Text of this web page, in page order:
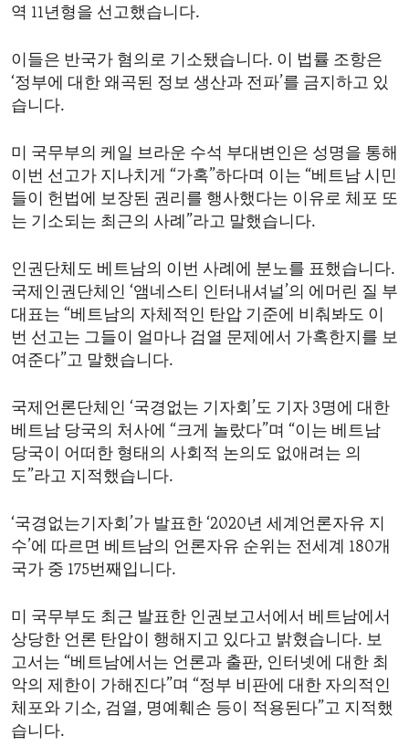
ECONOMY AND TRADE
IDEALS AND INSTITUTIONS
역 11년형을 선고했습니다.
이들은 반국가 혐의로 기소됐습니다. 이 법률 조항은
‘정부에 대한 왜곡된 정보 생산과 전파’를 금지하고 있
습니다.
미 국무부의 케일 브라운 수석 부대변인은 성명을 통해
이번 선고가 지나치게 “가혹”하다며 이는 “베트남 시민
들이 헌법에 보장된 권리를 행사했다는 이유로 체포 또
는 기소되는 최근의 사례”라고 말했습니다.
인권단체도 베트남의 이번 사례에 분노를 표했습니다.
국제인권단체인 ‘앰네스티 인터내셔널’의 에머린 질 부
대표는 “베트남의 자체적인 탄압 기준에 비춰봐도 이
번 선고는 그들이 얼마나 검열 문제에서 가혹한지를 보
여준다”고 말했습니다.
국제언론단체인 ‘국경없는 기자회’도 기자 3명에 대한
베트남 당국의 처사에 “크게 놀랐다”며 “이는 베트남
당국이 어떠한 형태의 사회적 논의도 없애려는 의
도”라고 지적했습니다.
‘국경없는기자회’가 발표한 ‘2020년 세계언론자유 지
수’에 따르면 베트남의 언론자유 순위는 전세계 180개
국가 중 175번째입니다.
미 국무부도 최근 발표한 인권보고서에서 베트남에서
상당한 언론 탄압이 행해지고 있다고 밝혔습니다. 보
고서는 “베트남에서는 언론과 출판, 인터넷에 대한 최
악의 제한이 가해진다”며 “정부 비판에 대한 자의적인
체포와 기소, 검열, 명예훼손 등이 적용된다”고 지적했
습니다.